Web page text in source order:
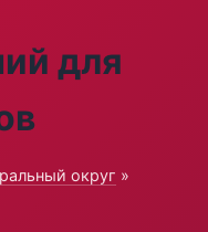
для
округ »